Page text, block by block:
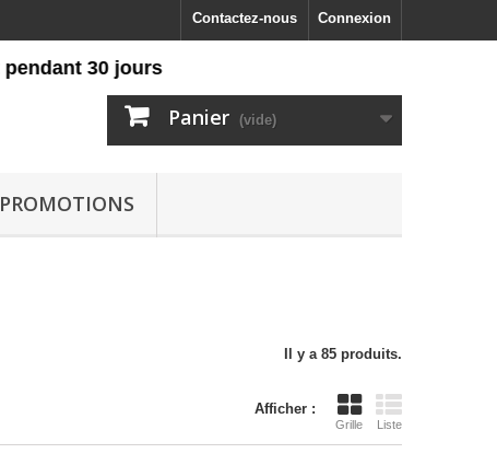
Connexion
Contactez-nous
Panier (vide)
PROMOTIONS
30 jours
Il y a 85 produits.
Afficher :
Grille Liste